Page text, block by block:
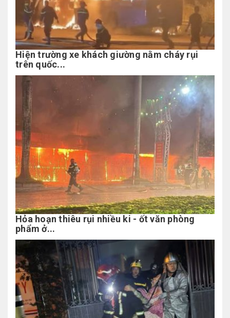
Hiện trường xe khách giường nằm cháy rụi
trên quốc...
Hỏa hoạn thiêu rụi nhiều ki - ốt văn phòng
phẩm ở...